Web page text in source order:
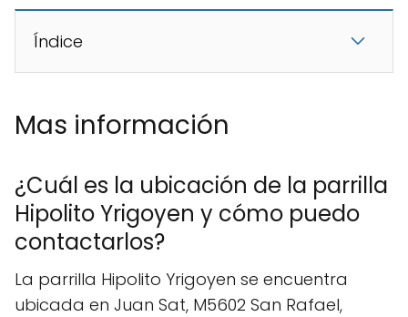
Índice
Mas información
¿Cuál es la ubicación de la parrilla
Hipolito Yrigoyen y cómo puedo
contactarlos?
La parrilla Hipolito Yrigoyen se encuentra
ubicada en Juan Sat, M5602 San Rafael,